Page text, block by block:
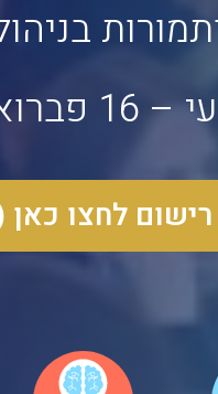
(כנס פיזי)
לחצו